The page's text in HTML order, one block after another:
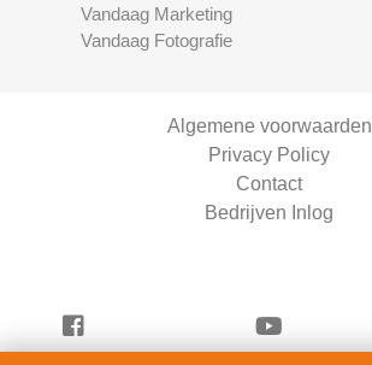
Vandaag Marketing
Vandaag Fotografie
Algemene voorwaarden
Privacy Policy
Contact
Bedrijven Inlog